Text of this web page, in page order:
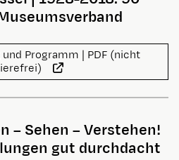
Programm | PDF (nicht
– Sehen – Verstehen!
gut durchdacht